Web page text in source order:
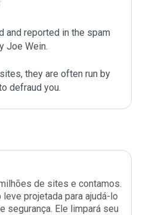
and reported in the spam
Joe Wein.
they are often run by
defraud you.
de sites e contamos.
leve projetada para ajudá-lo
segurança. Ele limpará seu